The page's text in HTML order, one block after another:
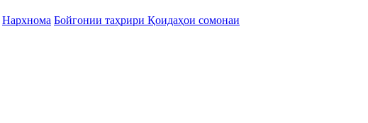
Нархнома Бойгонии таҳрири Қоидаҳои сомонаи